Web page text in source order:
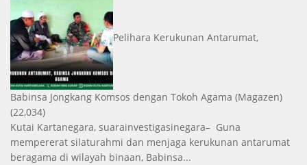
Pelihara Kerukunan Antarumat,
Babinsa Jongkang Komsos dengan Tokoh Agama (Magazen)
(22,034)
Kutai Kartanegara, suarainvestigasinegara– Guna
mempererat silaturahmi dan menjaga kerukunan antarumat
beragama di wilayah binaan, Babinsa...